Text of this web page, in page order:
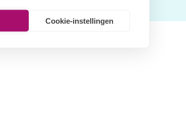
Cookie-instellingen